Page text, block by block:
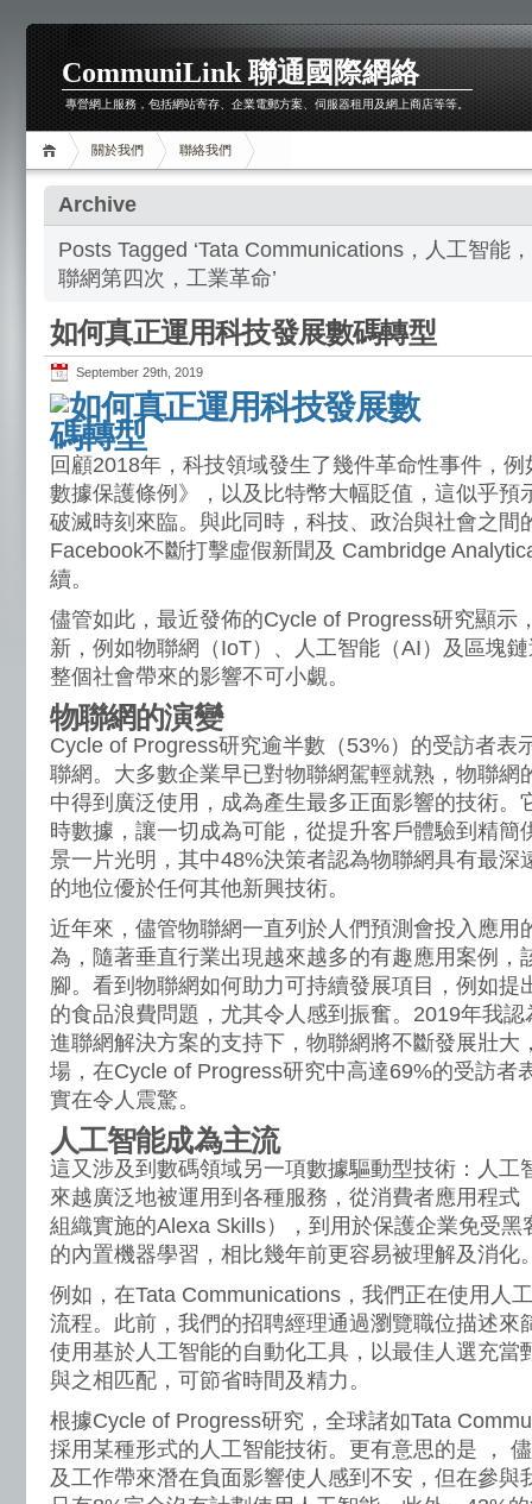
CommuniLink 聯通國際網絡
專營網上服務，包括網站寄存、企業電郵方案、伺服器租用及網上商店等等。
關於我們 聯絡我們
Archive
Posts Tagged ‘Tata Communications，人工智能
聯網第四次，工業革命’
如何真正運用科技發展數碼轉型
September 29th, 2019
回顧2018年，科技領域發生了幾件革命性事件，
數據保護條例》，以及比特幣大幅貶值，這似乎預
破滅時刻來臨。與此同時，科技、政治與社會之間
Facebook不斷打擊虛假新聞及 Cambridge
續。
儘管如此，最近發佈的Cycle of Progress研究顯示
新，例如物聯網（IoT）、人工智能（AI）及區塊
整個社會帶來的影響不可小覷。
物聯網的演變
Cycle of Progress研究逾半數（53%）的受訪者表
聯網。大多數企業早已對物聯網駕輕就熟，物聯網
中得到廣泛使用，成為產生最多正面影響的技術。
時數據，讓一切成為可能，從提升客戶體驗到精簡
景一片光明，其中48%決策者認為物聯網具有最深
的地位優於任何其他新興技術。
近年來，儘管物聯網一直列於人們預測會投入應用
為，隨著垂直行業出現越來越多的有趣應用案例，
腳。看到物聯網如何助力可持續發展項目，例如提
的食品浪費問題，尤其令人感到振奮。2019年我
進聯網解決方案的支持下，物聯網將不斷發展壯大
場，在Cycle of Progress研究中高達69%的受訪者
實在令人震驚。
人工智能成為主流
這又涉及到數碼領域另一項數據驅動型技術：人工
來越廣泛地被運用到各種服務，從消費者應用程式
組織實施的Alexa Skills），到用於保護企業免受黑
的內置機器學習，相比幾年前更容易被理解及消化
例如，在Tata Communications，我們正在使用人
流程。此前，我們的招聘經理通過瀏覽職位描述來
使用基於人工智能的自動化工具，以最佳人選充當
與之相匹配，可節省時間及精力。
根據Cycle of Progress研究，全球諸如Tata
採用某種形式的人工智能技術。更有意思的是 ，
及工作帶來潛在負面影響使人感到不安，但在參與